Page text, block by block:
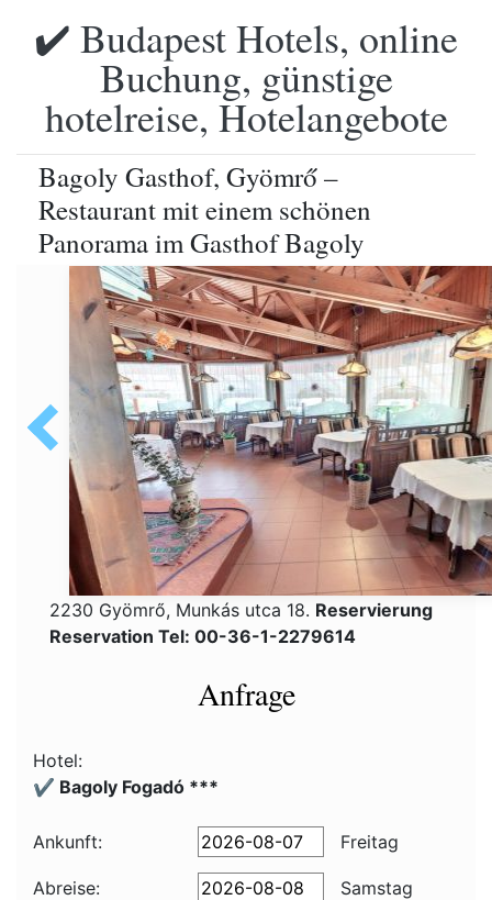
✔️ Budapest Hotels, online
Buchung, günstige
hotelreise, Hotelangebote
Bagoly Gasthof, Gyömrő –
Restaurant mit einem schönen
Panorama im Gasthof Bagoly
2230 Gyömrő, Munkás utca 18. Reservierung
Reservation Tel: 00-36-1-2279614
Anfrage
Hotel:
✔️ Bagoly Fogadó ***
Ankunft: Freitag
Abreise:
Samstag